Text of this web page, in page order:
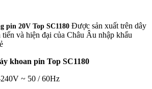
pin 20V Top SC1180 Được sản xuất trên dây
và hiện đại của Châu Âu nhập khẩu
áy khoan pin Top SC1180
~ 50 / 60Hz